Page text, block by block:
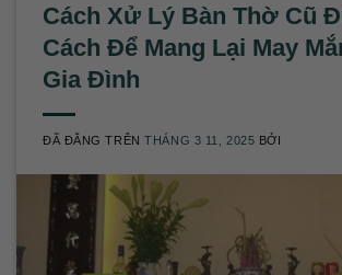
Cách Xử Lý Bàn Thờ Cũ
Cách Để Mang Lại May
Gia Đình
ĐÃ ĐĂNG TRÊNTHÁNG 3 11, 2025 BỞI